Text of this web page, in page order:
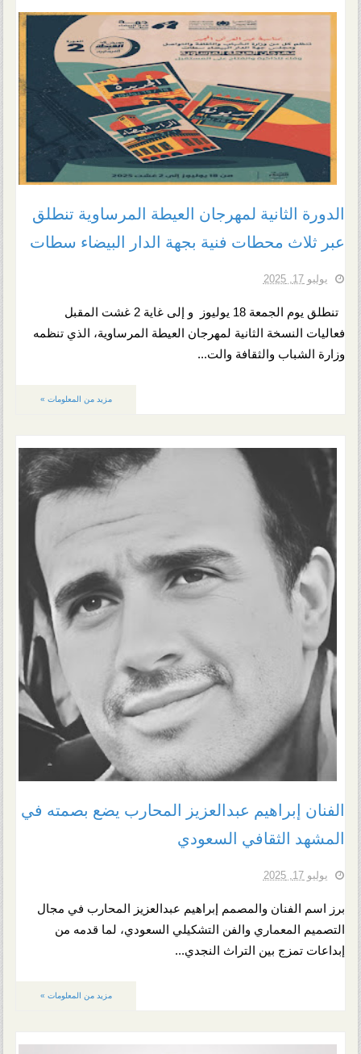
الدورة الثانية لمهرجان العيطة المرساوية تنطلق
عبر ثلاث محطات فنية بجهة الدار البيضاء سطات
يوليو 17, 2025
تنطلق يوم الجمعة 18 يوليوز و إلى غاية 2 غشت المقبل
فعاليات النسخة الثانية لمهرجان العيطة المرساوية، الذي تنظمه
وزارة الشباب والثقافة والت...
مزيد من المعلومات »
الفنان إبراهيم عبدالعزيز المحارب يضع بصمته في
المشهد الثقافي السعودي
يوليو 17, 2025
برز اسم الفنان والمصمم إبراهيم عبدالعزيز المحارب في مجال
التصميم المعماري والفن التشكيلي السعودي، لما قدمه من
إبداعات تمزج بين التراث النجدي...
مزيد من المعلومات »